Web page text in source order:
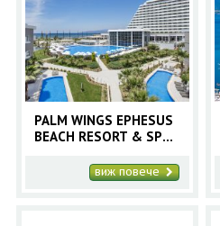
PALM WINGS EPHESUS
BEACH RESORT & SPA
2025 Кушадасъ с
автобус - 7 нощувки
виж повече